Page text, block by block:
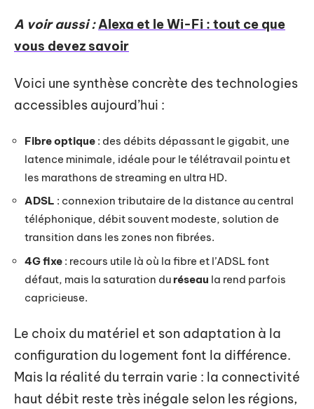
A voir aussi : Alexa et le Wi-Fi : tout ce que
vous devez savoir
Voici une synthèse concrète des technologies
accessibles aujourd’hui :
Fibre optique : des débits dépassant le gigabit, une
latence minimale, idéale pour le télétravail pointu et
les marathons de streaming en ultra HD.
ADSL : connexion tributaire de la distance au central
téléphonique, débit souvent modeste, solution de
transition dans les zones non fibrées.
4G fixe : recours utile là où la fibre et l’ADSL font
défaut, mais la saturation duréseau la rend parfois
capricieuse.
Le choix du matériel et son adaptation à la
configuration du logement font la différence.
Mais la réalité du terrain varie : la connectivité
haut débit reste très inégale selon les régions,